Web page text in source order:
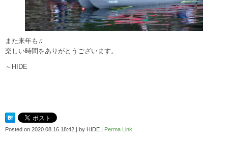
また来年も♫
楽しい時間をありがとうございます。
～HIDE
Posted on 2020.08.16 18:42 by HIDE Perma Link